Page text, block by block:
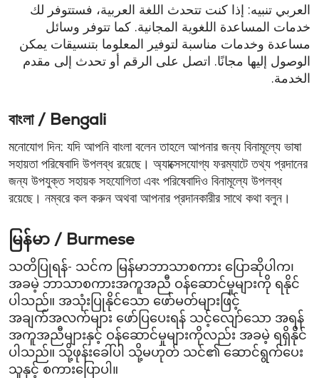
العربي تنبيه: إذا كنت تتحدث اللغة العربية، فستتوفر لك
خدمات المساعدة اللغوية المجانية. كما تتوفر وسائل
مساعدة وخدمات مناسبة لتوفير المعلوما بتنسيقات يمكن
الوصول إليها مجانًا. اتصل على الرقم أو تحدث إلى مقدم
الخدمة.
বাংলা / Bengali
মনোযোগ দিন: যদি আপনি বাংলা বলেন তাহলে আপনার জন্য বিনামূল্যে ভাষা
সহায়তা পরিষেবাদি উপলব্ধ রয়েছে। অ্যাক্সেসযোগ্য ফরম্যাটে তথ্য প্রদানের
জন্য উপযুক্ত সহায়ক সহযোগিতা এবং পরিষেবাদিও বিনামূল্যে উপলব্ধ
রয়েছে। নম্বরে কল করুন অথবা আপনার প্রদানকারীর সাথে কথা বলুন।
မြန်မာ / Burmese
သတိပြုရန်- သင်က မြန်မာဘာသာစကား ပြောဆိုပါက၊
အခမဲ့ ဘာသာစကားအကူအညီ ဝန်ဆောင်မှုများကို ရနိုင်
ပါသည်။ အသုံးပြုနိုင်သော ဖော်မတ်များဖြင့်
အချက်အလက်များ ဖော်ပြပေးရန် သင့်လျော်သော အရန်
အကူအညီများနှင့် ဝန်ဆောင်မှုများကိုလည်း အခမဲ့ ရရှိနိုင်
ပါသည်။ သို့ဖုန်းခေါ်ပါ သို့မဟုတ် သင်၏ ဆောင်ရွက်ပေး
သူနှင့် စကားပြောပါ။